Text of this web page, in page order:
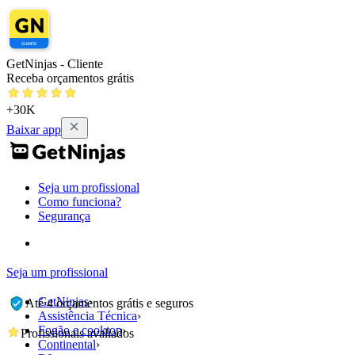
GetNinjas - Cliente
Receba orçamentos grátis
+30K
Baixar app
Seja um profissional
Como funciona?
Segurança
Seja um profissional
GetNinjas›
Assistência Técnica›
Fogão e cooktop›
Continental›
Até 4 orçamentos grátis e seguros
Profissionais avaliados